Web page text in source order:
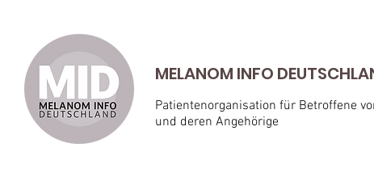
MELANOM INFO
Patientenorganisation für Betroffene
und deren Angehörige